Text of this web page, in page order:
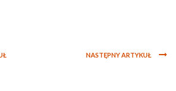
NASTĘPNY ARTYKUŁ